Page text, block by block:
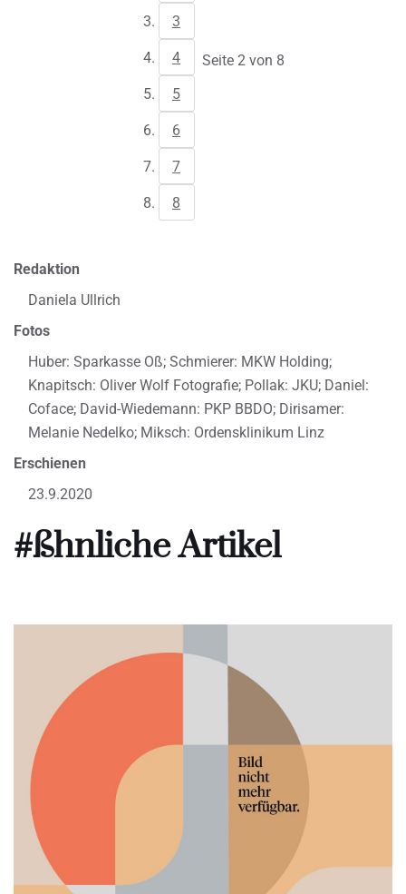
3
4
5
6
7
8
Seite 2 von 8
Redaktion
Daniela Ullrich
Fotos
Huber: Sparkasse Oß; Schmierer: MKW Holding;
Knapitsch: Oliver Wolf Fotografie; Pollak: JKU; Daniel:
Coface; David-Wiedemann: PKP BBDO; Dirisamer:
Melanie Nedelko; Miksch: Ordensklinikum Linz
Erschienen
23.9.2020
#ßhnliche Artikel